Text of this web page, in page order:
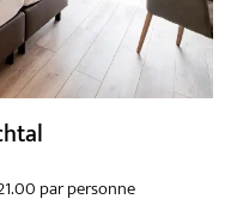
par personne